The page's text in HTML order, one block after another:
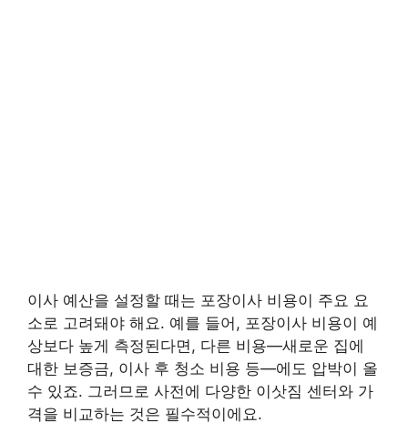
이사 예산을 설정할 때는 포장이사 비용이 주요 요
소로 고려돼야 해요. 예를 들어, 포장이사 비용이 예
상보다 높게 측정된다면, 다른 비용—새로운 집에
대한 보증금, 이사 후 청소 비용 등—에도 압박이 올
수 있죠. 그러므로 사전에 다양한 이삿짐 센터와 가
격을 비교하는 것은 필수적이에요.